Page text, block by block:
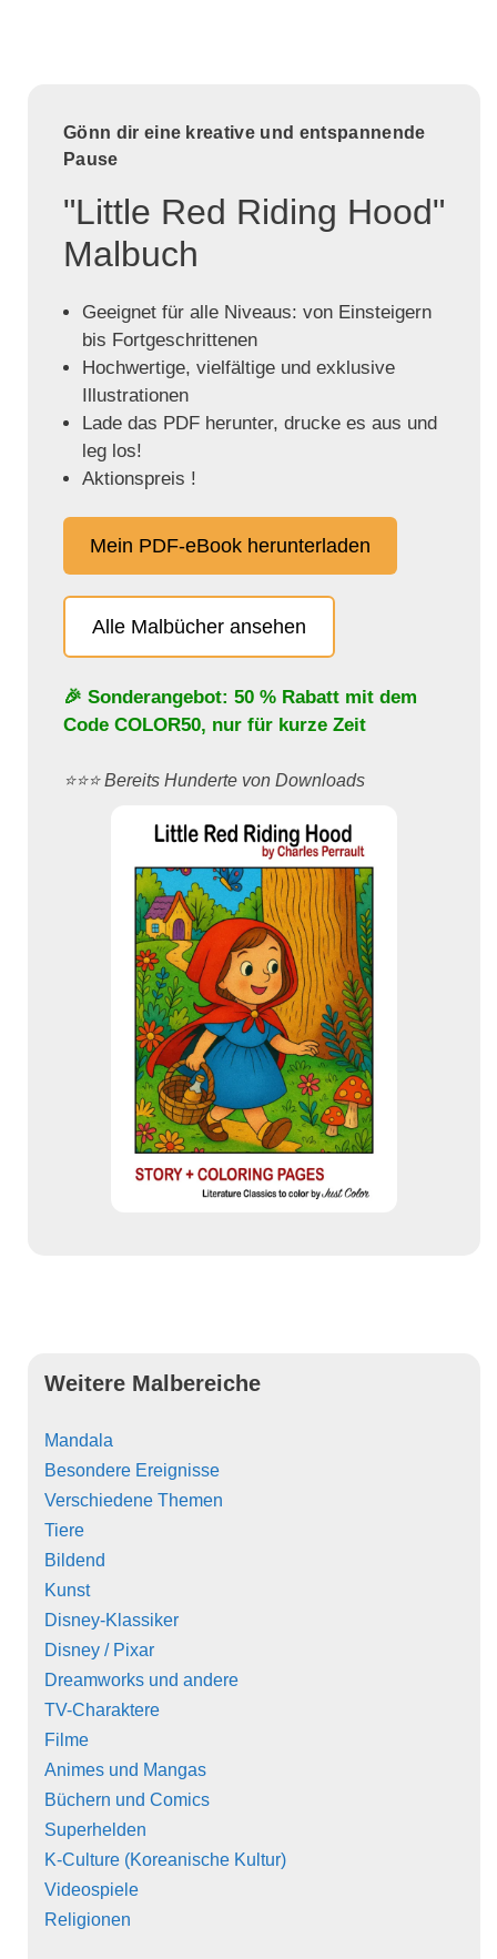
Gönn dir eine kreative und entspannende
Pause
"Little Red Riding Hood"
Malbuch
Geeignet für alle Niveaus: von Einsteigern
bis Fortgeschrittenen
Hochwertige, vielfältige und exklusive
Illustrationen
Lade das PDF herunter, drucke es aus und
leg los!
Aktionspreis !
Mein PDF-eBook herunterladen
Alle Malbücher ansehen
🎉 Sonderangebot: 50 % Rabatt mit dem
Code COLOR50, nur für kurze Zeit
⭐️⭐️⭐️ Bereits Hunderte von Downloads
Weitere Malbereiche
Mandala
Besondere Ereignisse
Verschiedene Themen
Tiere
Bildend
Kunst
Disney-Klassiker
Disney / Pixar
Dreamworks und andere
TV-Charaktere
Filme
Animes und Mangas
Büchern und Comics
Superhelden
K-Culture (Koreanische Kultur)
Videospiele
Religionen